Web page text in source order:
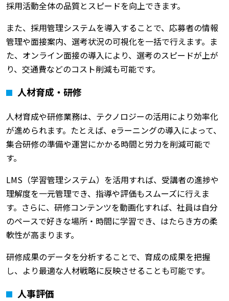
採用活動全体の品質とスピードを向上できます。
また、採用管理システムを導入することで、応募者の情報
管理や面接案内、選考状況の可視化を一括で行えます。ま
た、オンライン面接の導入により、選考のスピードが上が
り、交通費などのコスト削減も可能です。
人材育成・研修
人材育成や研修業務は、テクノロジーの活用により効率化
が進められます。たとえば、eラーニングの導入によって、
集合研修の準備や運営にかかる時間と労力を削減可能で
す。
LMS（学習管理システム）を活用すれば、受講者の進捗や
理解度を一元管理でき、指導や評価もスムーズに行えま
す。さらに、研修コンテンツを動画化すれば、社員は自分
のペースで好きな場所・時間に学習でき、はたらき方の柔
軟性が高まります。
研修成果のデータを分析することで、育成の成果を把握
し、より最適な人材戦略に反映させることも可能です。
人事評価